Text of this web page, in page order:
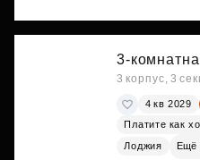
3-
3 корпус, 3
4 кв 2029
Платите как
Лоджия Ещё